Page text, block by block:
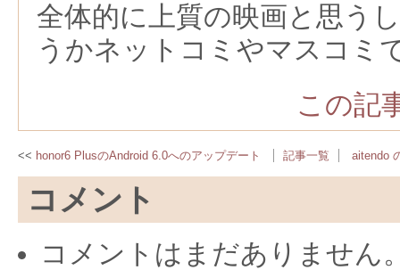
全体的に上質の映画と思う
うかネットコミやマスコミ
この記
honor6 PlusのAndroid 6.0へのアップデート 記事一覧 aitendo
コメント
コメントはまだありません